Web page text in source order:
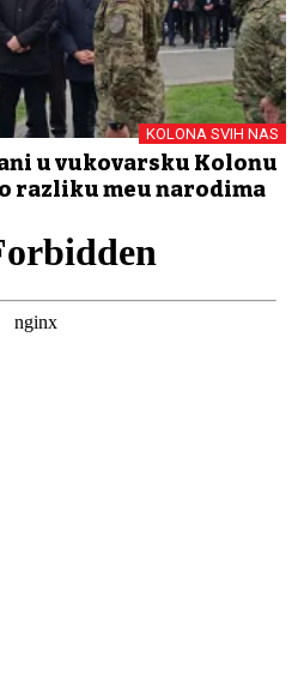
KOLONA SVIH NAS
u vukovarsku Kolonu
razliku među narodima